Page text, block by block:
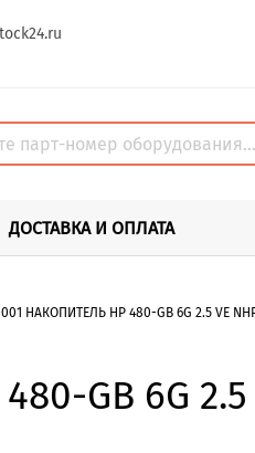
ДОСТАВКА И ОПЛАТА
001 НАКОПИТЕЛЬ HP 480-GB 6G 2.5 VE
GB 6G 2.5